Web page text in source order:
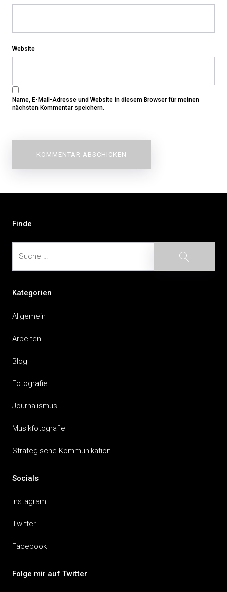
Website
Name, E-Mail-Adresse und Website in diesem Browser für meinen
nächsten Kommentar speichern.
Finde
Suche
Kategorien
Allgemein
Arbeiten
Blog
Fotografie
Journalismus
Musikfotografie
Strategische Kommunikation
Socials
Instagram
Twitter
Facebook
Folge mir auf Twitter